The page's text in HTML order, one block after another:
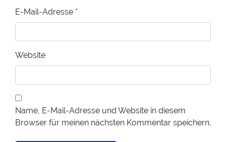
E-Mail-Adresse *
Website
Name, E-Mail-Adresse und Website in diesem
Browser für meinen nächsten Kommentar speichern.